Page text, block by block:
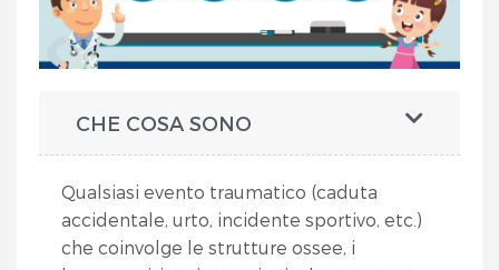
CHE COSA SONO
Qualsiasi evento traumatico (caduta
accidentale, urto, incidente sportivo, etc.)
che coinvolge le strutture ossee, i